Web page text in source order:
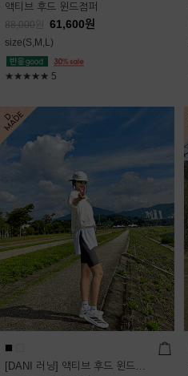
액티브 후드 윈드점퍼
88,000 61,600원
size(S,M,L)
★★★★★ 5
[DANI 러닝] 액티브 후드 윈드점퍼